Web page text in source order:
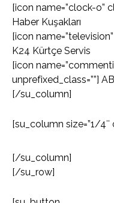
[icon name=”clock-o”
Haber Kuşakları
[icon
K24 Kürtçe Servis
[icon
unprefixed_class=””]
[/su_column]
[su_column size=”1/4″
[/su_column]
[/su_row]